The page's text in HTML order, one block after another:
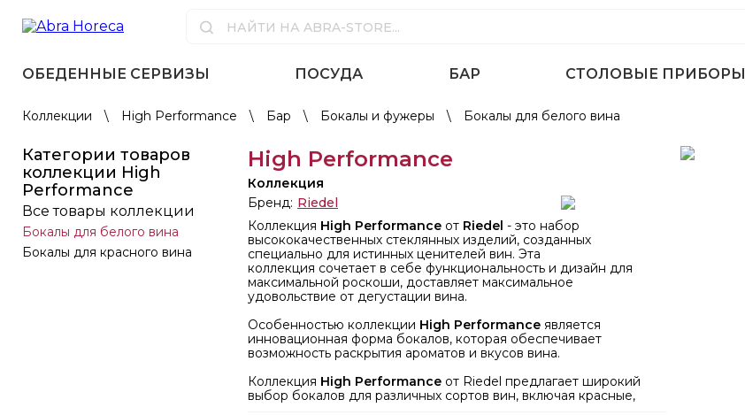
ОБЕДЕННЫЕ СЕРВИЗЫ ПОСУДА БАР СТОЛОВЫЕ ПРИБОРЫ
Коллекции \ High Performance \ Бар \ Бокалы и фужеры \ Бокалы для белого вина
Категории товаров
коллекции High
Performance
Все товары коллекции
Бокалы для белого вина
Бокалы для красного вина
High Performance
Коллекция
Бренд: Riedel
Коллекция High Performance от Riedel - это набор
высококачественных стеклянных изделий, созданных
специально для истинных ценителей вин. Эта
коллекция сочетает в себе функциональность и дизайн для
максимальной роскоши, доставляет максимальное
удовольствие от дегустации вина.
Особенностью коллекции High Performance является
инновационная форма бокалов, которая обеспечивает
возможность раскрытия ароматов и вкусов вина.
Коллекция High Performance от Riedel предлагает широкий
выбор бокалов для различных сортов вин, включая красные,